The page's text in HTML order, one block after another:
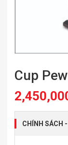
Cup
CHÍNH SÁCH